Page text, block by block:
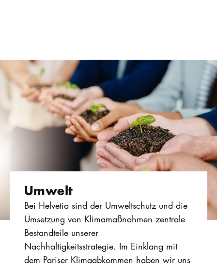
Umwelt
Bei Helvetia sind der Umweltschutz und die
Umsetzung von Klimamaßnahmen zentrale
Bestandteile unserer
Nachhaltigkeitsstrategie. Im Einklang mit
dem Pariser Klimaabkommen haben wir uns